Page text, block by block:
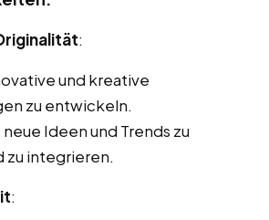
:
und kreative
zu entwickeln.
Ideen und Trends zu
zu integrieren.
: